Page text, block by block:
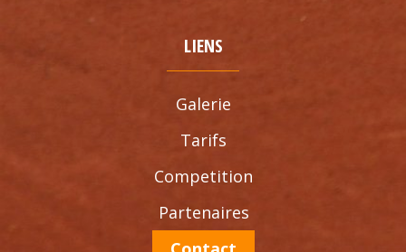
LIENS
Galerie
Tarifs
Competition
Partenaires